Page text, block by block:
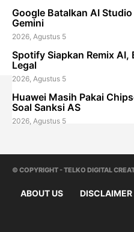
Google Batalkan AI
Gemini
2026, Agustus 5
Spotify Siapkan Remix AI,
Legal
2026, Agustus 5
Huawei Masih Pakai
Soal Sanksi AS
2026, Agustus 5
© COPYRIGHT - TELKO DIGITAL
ABOUT US DISCLAIMER